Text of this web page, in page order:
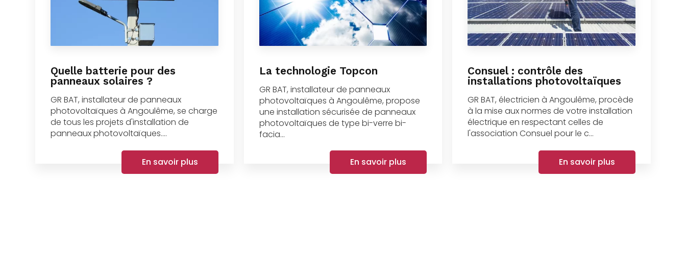
Quelle batterie pour des
panneaux solaires ?
GR BAT, installateur de panneaux
photovoltaïques à Angoulême, se charge
de tous les projets d'installation de
panneaux photovoltaïques....
En savoir plus
La technologie Topcon
GR BAT, installateur de panneaux
photovoltaïques à Angoulême, propose
une installation sécurisée de panneaux
photovoltaïques de type bi-verre bi-
facia...
En savoir plus
Consuel : contrôle des
installations photovoltaïques
GR BAT, électricien à Angoulême, procède
à la mise aux normes de votre installation
électrique en respectant celles de
l'association Consuel pour le c...
En savoir plus